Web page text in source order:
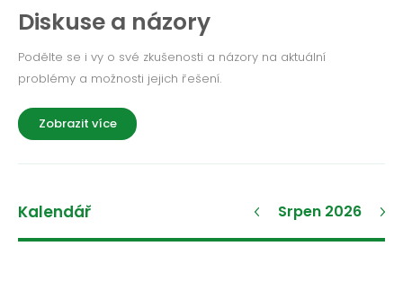
Diskuse a názory
Podělte se i vy o své zkušenosti a názory na aktuální
problémy a možnosti jejich řešení.
Zobrazit více
Kalendář Srpen 2026